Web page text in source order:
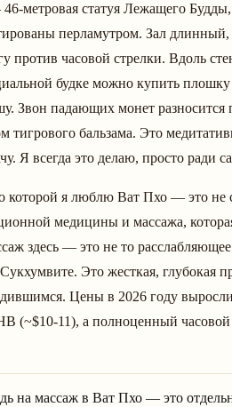
46-метровая статуя Лежащего
перламутром. Зал длинный,
против часовой стрелки. Вдоль
будке можно купить
Звон падающих монет разносится
тигрового бальзама. Это
Я всегда это делаю, просто ради
которой я люблю Ват Пхо — это не
медицины и массажа,
здесь — это не то
Это жесткая, глубокая
Цены в 2026 году
(~$10-11), а полноценный
на массаж в Ват Пхо — это